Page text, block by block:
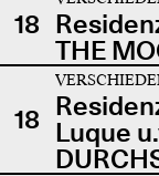
18
THE
18 Luque